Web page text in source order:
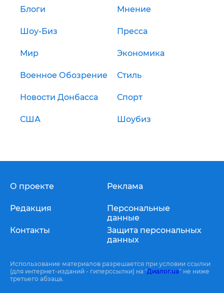
Блоги Мнение
Шоу-Биз Пресса
Мир Экономика
Военное Обозрение Стиль
Новости Донбасса Спорт
США Шоубиз
О проекте
Редакция
Контакты
Реклама
Персональные
данные
Защита персональных
данных
Использование материалов разрешается при условии ссылки
(для интернет-изданий - гиперссылки) на "Диалог.ua" не ниже
третьего абзаца.